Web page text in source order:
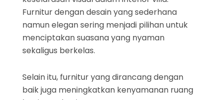
Furnitur dengan desain yang sederhana
namun elegan sering menjadi pilihan untuk
menciptakan suasana yang nyaman
sekaligus berkelas.
Selain itu, furnitur yang dirancang dengan
baik juga meningkatkan kenyamanan ruang